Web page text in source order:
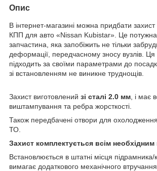
Опис
В інтернет-магазині можна придбати захист
КПП для авто «Nissan Kubistar». Це
запчастина, яка запобіжить не тільки
деформації, передчасному зносу вузлів.
підходить за своїми параметрами до
зі встановленням не виникне труднощів.
Захист виготовлений зі сталі 2.0 мм , і має
виштампування та ребра жорсткості.
Також передбачені отвори для
ТО.
Захист комплектується всім необхідним
Встановлюється в штатні місця підрамника/
вимагає додаткового механічного